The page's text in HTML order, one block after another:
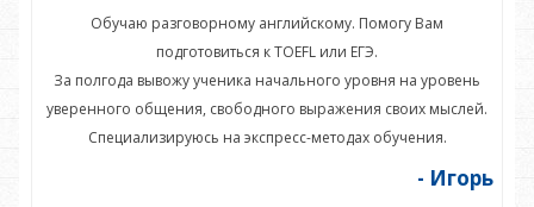
Обучаю разговорному английскому. Помогу Вам
подготовиться к TOEFL или ЕГЭ.
За полгода вывожу ученика начального уровня на уровень
уверенного общения, свободного выражения своих мыслей.
Специализируюсь на экспресс-методах обучения.
- Игорь